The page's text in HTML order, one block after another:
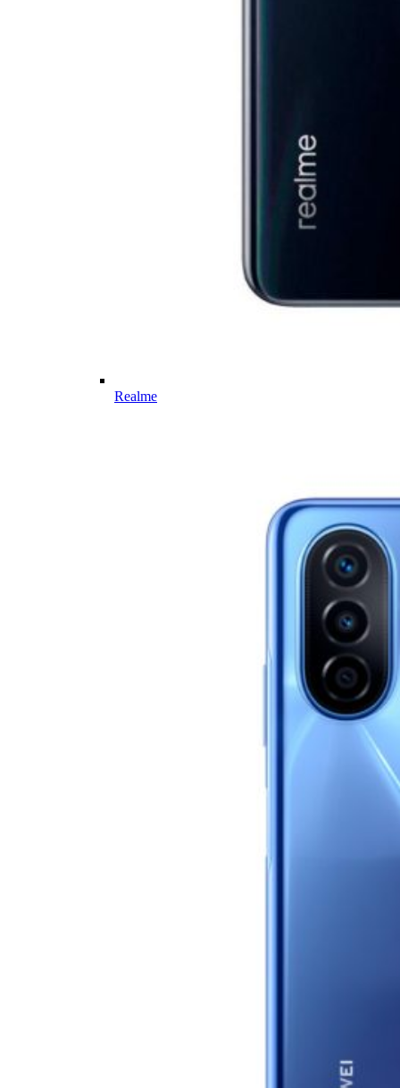
Realme